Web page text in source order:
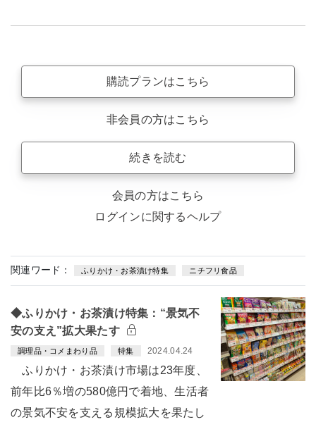
購読プランはこちら
非会員の方はこちら
続きを読む
会員の方はこちら
ログインに関するヘルプ
関連ワード： ふりかけ・お茶漬け特集 ニチフリ食品
◆ふりかけ・お茶漬け特集：“景気不
安の支え”拡大果たす
調理品・コメまわり品 特集 2024.04.24
ふりかけ・お茶漬け市場は23年度、
前年比6％増の580億円で着地、生活者
の景気不安を支える規模拡大を果たし